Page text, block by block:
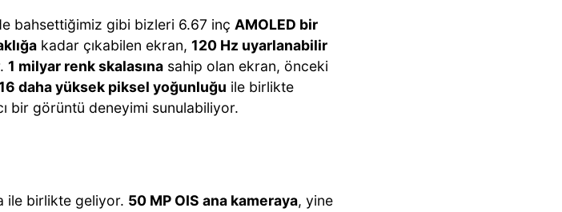
bahsettiğimiz gibi bizleri 6.67 inç AMOLED bir
kadar çıkabilen ekran, 120 Hz uyarlanabilir
1 milyar renk skalasına sahip olan ekran, önceki
daha yüksek piksel yoğunluğu ile birlikte
bir görüntü deneyimi sunulabiliyor.
ile birlikte geliyor. 50 MP OIS ana kameraya, yine